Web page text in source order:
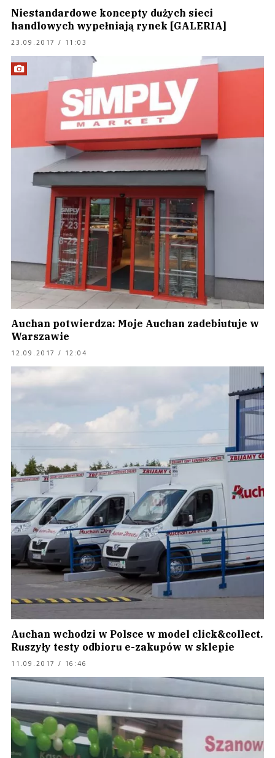
Niestandardowe koncepty dużych sieci
handlowych wypełniają rynek [GALERIA]
23.09.2017 / 11:03
Auchan potwierdza: Moje Auchan zadebiutuje w
Warszawie
12.09.2017 / 12:04
Auchan wchodzi w Polsce w model click&collect.
Ruszyły testy odbioru e-zakupów w sklepie
11.09.2017 / 16:46